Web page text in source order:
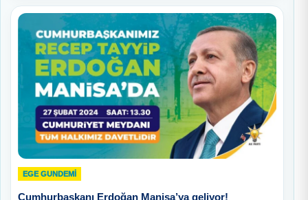
EGE GUNDEMİ
Cumhurbaşkanı Erdoğan Manisa’ya geliyor!